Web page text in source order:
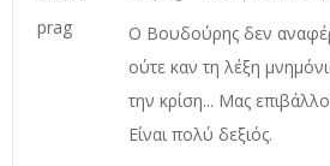
Ο Βουδούρης δεν
ούτε καν τη λέξη
την κρίση... Μας
Είναι πολύ δεξιός.